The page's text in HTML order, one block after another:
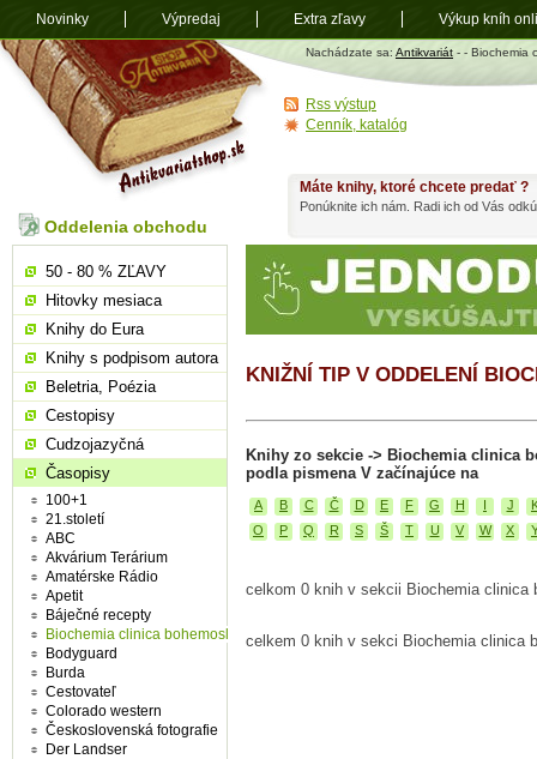
Antikvariát
shop.sk
Nachádzate sa: Antikvariát - - Biochemia
KNIŽNÍ TIP V ODDELENÍ
Knihy zo sekcie -> Biochemia clinica
podla pismena V začínajúce na
A B C Č D E F G H J
O
P Q R S Š T U V W X
celkom 0 knih v sekcii Biochemia clinica
celkem 0 knih v sekci Biochemia clinica
Máte knihy, ktoré chcete predať ?
Ponúknite ich nám. Radi ich od Vás
Oddelenia obchodu
50 - 80 % ZĽAVY
Hitovky mesiaca
Knihy do Eura
Knihy s podpisom autora
Beletria, Poézia
Cestopisy
Cudzojazyčná
Časopisy
100+1
21.století
ABC
Akvárium Terárium
Amatérske Rádio
Apetit
Báječné recepty
Biochemia clinica bohemoslovaca
Bodyguard
Burda
Cestovateľ
Colorado western
Československá fotografie
Der Landser
Rss výstup
Cenník, katalóg
Novinky Výpredaj Extra zľavy Výkup kníh